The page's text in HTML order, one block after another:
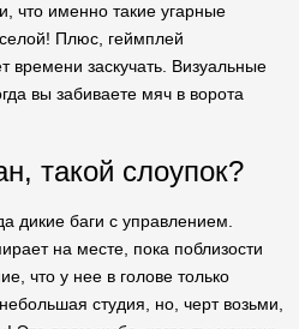
что именно такие угарные
Плюс, геймплей
времени заскучать. Визуальные
вы забиваете мяч в ворота
такой слоупок?
дикие баги с управлением.
на месте, пока поблизости
что у нее в голове только
студия, но, черт возьми,